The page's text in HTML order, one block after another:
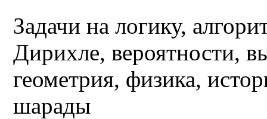
Задачи на логику,
Дирихле, вероятности,
геометрия, физика,
шарады